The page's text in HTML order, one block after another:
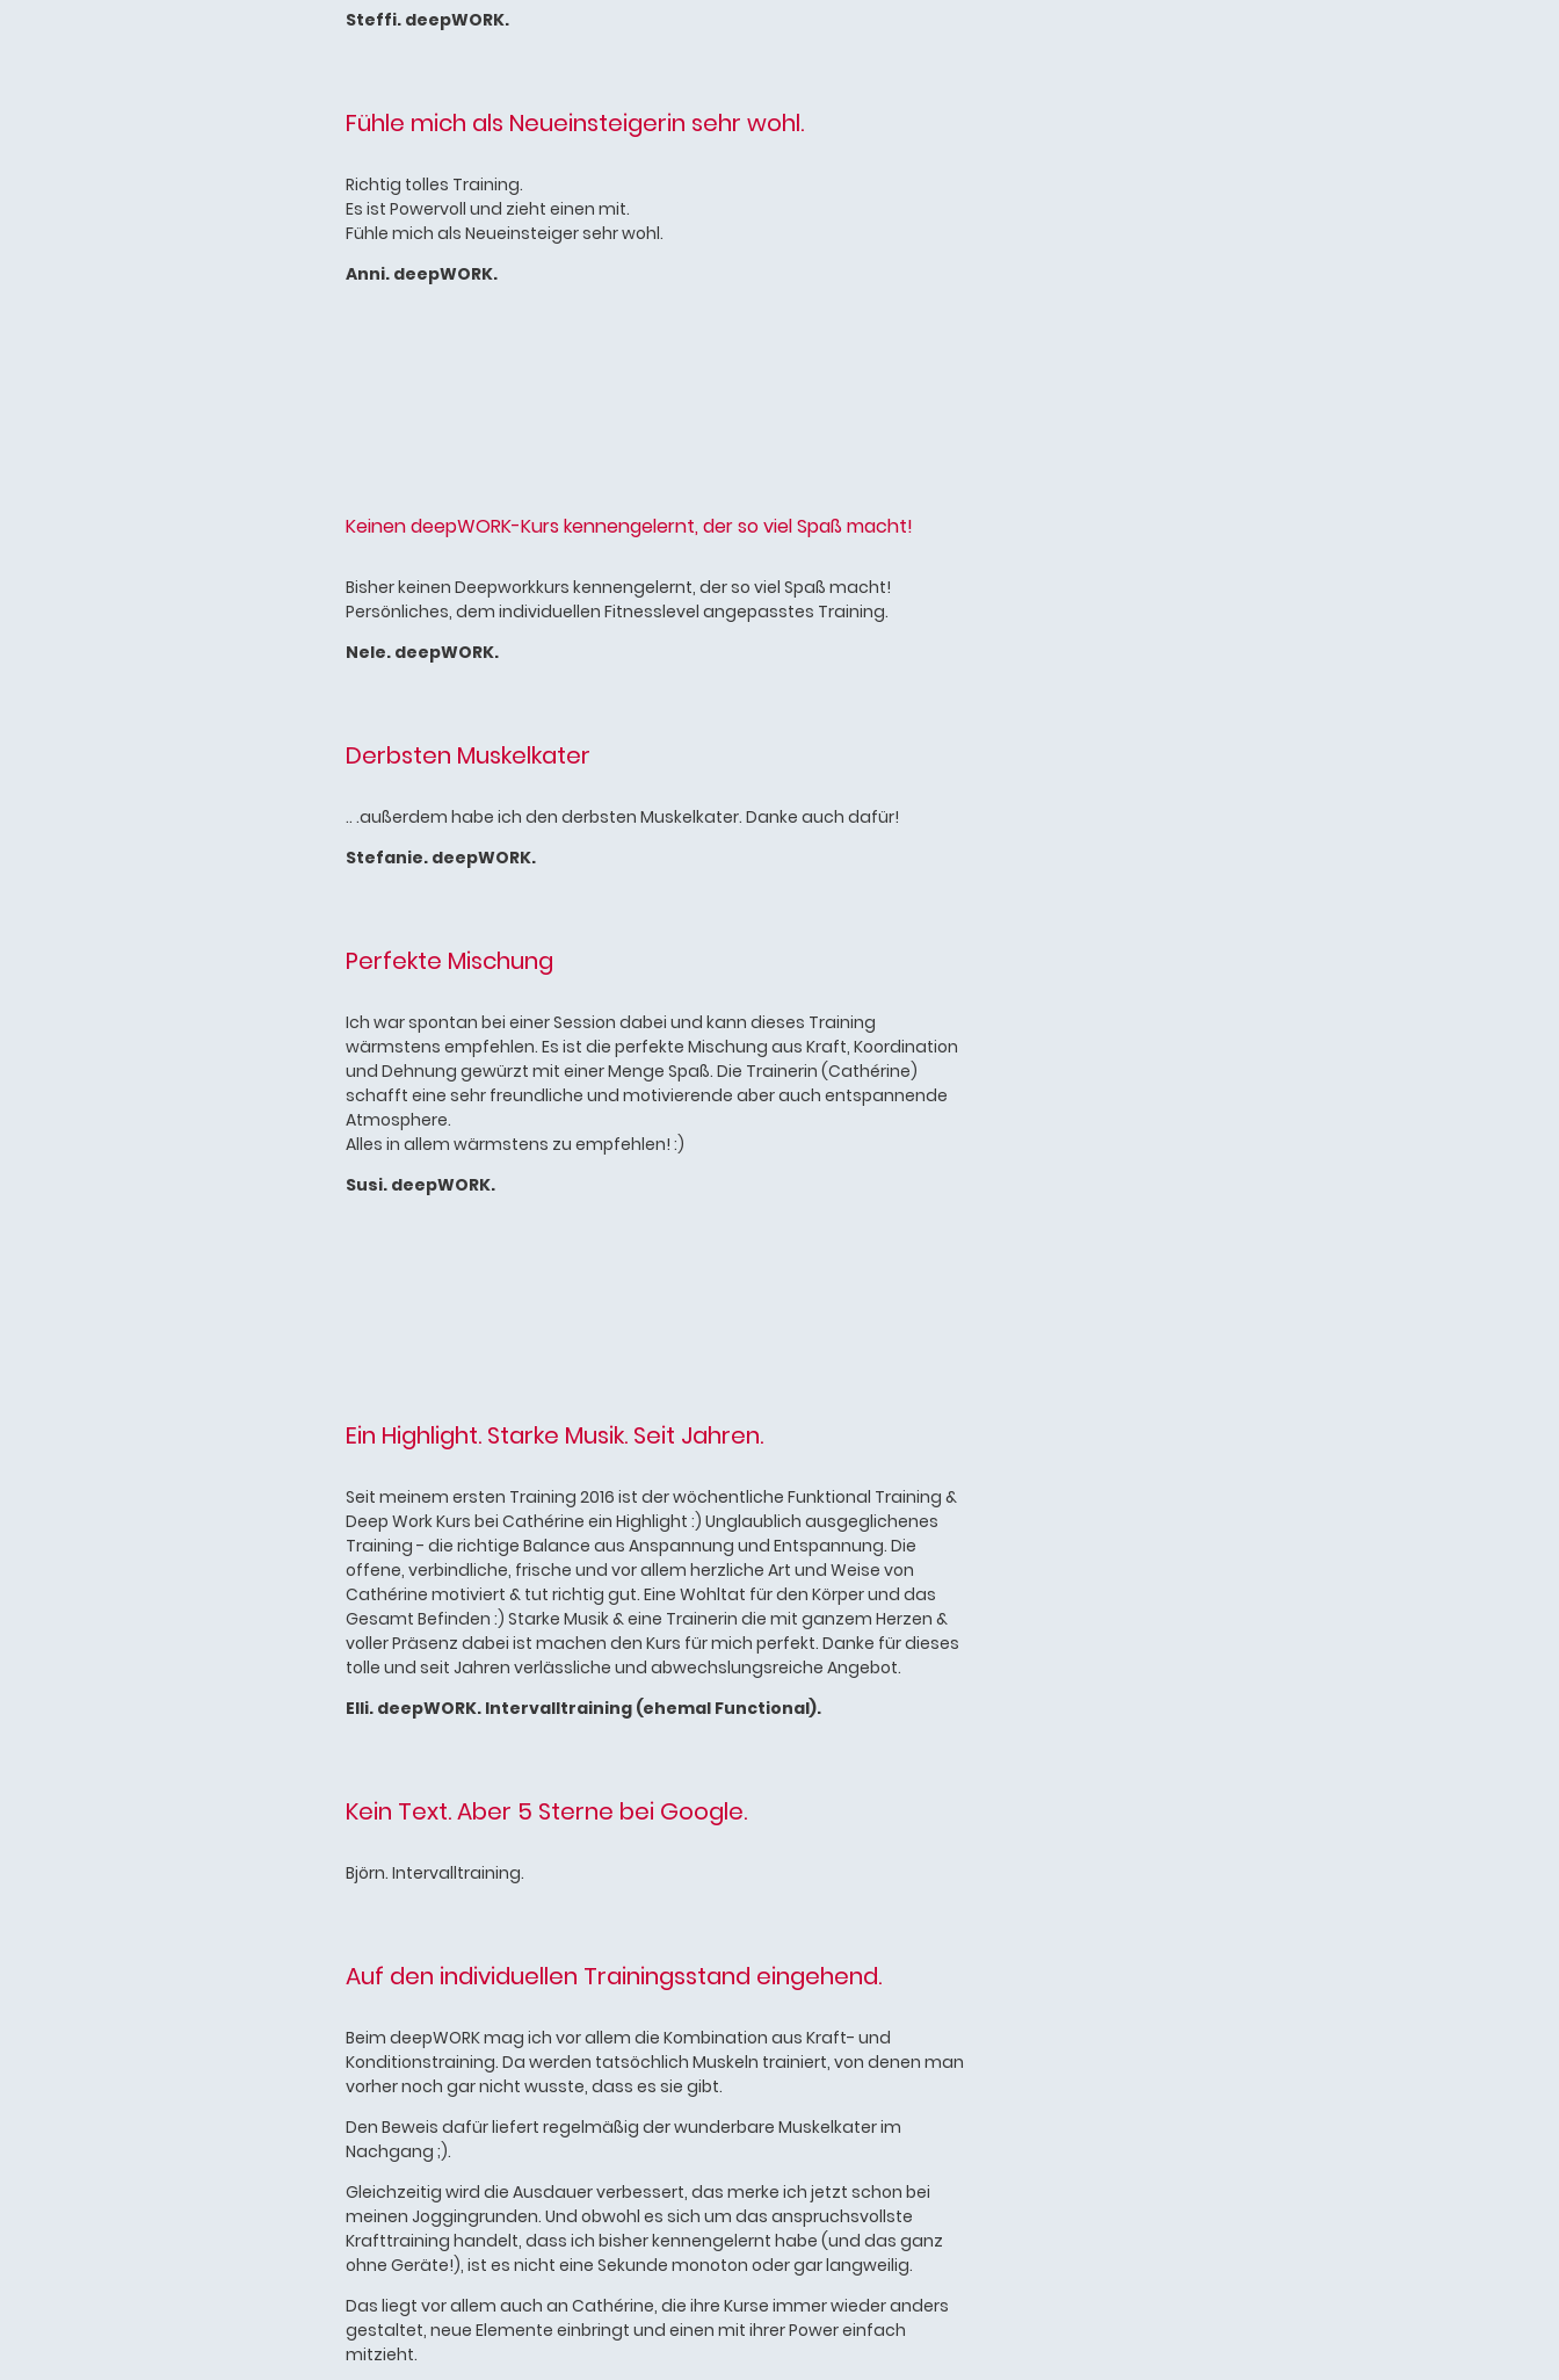
Steffi. deepWORK.
Fühle mich als Neueinsteigerin sehr wohl.
Richtig tolles Training.
Es ist Powervoll und zieht einen mit.
Fühle mich als Neueinsteiger sehr wohl.
Anni. deepWORK.
Keinen deepWORK-Kurs kennengelernt, der so viel Spaß macht!
Bisher keinen Deepworkkurs kennengelernt, der so viel Spaß macht!
Persönliches, dem individuellen Fitnesslevel angepasstes Training.
Nele. deepWORK.
Derbsten Muskelkater
.. .außerdem habe ich den derbsten Muskelkater. Danke auch dafür!
Stefanie. deepWORK.
Perfekte Mischung
Ich war spontan bei einer Session dabei und kann dieses Training
wärmstens empfehlen. Es ist die perfekte Mischung aus Kraft, Koordination
und Dehnung gewürzt mit einer Menge Spaß. Die Trainerin (Cathérine)
schafft eine sehr freundliche und motivierende aber auch entspannende
Atmosphere.
Alles in allem wärmstens zu empfehlen! :)
Susi. deepWORK.
Ein Highlight. Starke Musik. Seit Jahren.
Seit meinem ersten Training 2016 ist der wöchentliche Funktional Training &
Deep Work Kurs bei Cathérine ein Highlight :) Unglaublich ausgeglichenes
Training - die richtige Balance aus Anspannung und Entspannung. Die
offene, verbindliche, frische und vor allem herzliche Art und Weise von
Cathérine motiviert & tut richtig gut. Eine Wohltat für den Körper und das
Gesamt Befinden :) Starke Musik & eine Trainerin die mit ganzem Herzen &
voller Präsenz dabei ist machen den Kurs für mich perfekt. Danke für dieses
tolle und seit Jahren verlässliche und abwechslungsreiche Angebot.
Elli. deepWORK. Intervalltraining (ehemal Functional).
Kein Text. Aber 5 Sterne bei Google.
Björn. Intervalltraining.
Auf den individuellen Trainingsstand eingehend.
Beim deepWORK mag ich vor allem die Kombination aus Kraft- und
Konditionstraining. Da werden tatsöchlich Muskeln trainiert, von denen man
vorher noch gar nicht wusste, dass es sie gibt.
Den Beweis dafür liefert regelmäßig der wunderbare Muskelkater im
Nachgang ;).
Gleichzeitig wird die Ausdauer verbessert, das merke ich jetzt schon bei
meinen Joggingrunden. Und obwohl es sich um das anspruchsvollste
Krafttraining handelt, dass ich bisher kennengelernt habe (und das ganz
ohne Geräte!), ist es nicht eine Sekunde monoton oder gar langweilig.
Das liegt vor allem auch an Cathérine, die ihre Kurse immer wieder anders
gestaltet, neue Elemente einbringt und einen mit ihrer Power einfach
mitzieht.